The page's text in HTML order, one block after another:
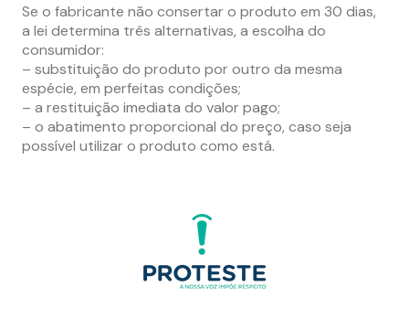
Se o fabricante não consertar o produto em 30 dias,
a lei determina três alternativas, a escolha do
consumidor:
– substituição do produto por outro da mesma
espécie, em perfeitas condições;
– a restituição imediata do valor pago;
– o abatimento proporcional do preço, caso seja
possível utilizar o produto como está.